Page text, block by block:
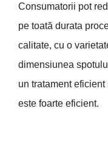
Consumatorii pot
pe toată durata
calitate, cu o
dimensiunea
un tratament
este foarte eficient.